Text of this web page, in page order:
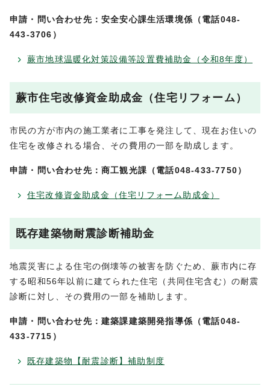
申請・問い合わせ先：安全安心課生活環境係（電話048-
443-3706）
蕨市地球温暖化対策設備等設置費補助金（令和8年度）
蕨市住宅改修資金助成金（住宅リフォーム）
市民の方が市内の施工業者に工事を発注して、現在お住いの
住宅を改修される場合、その費用の一部を助成します。
申請・問い合わせ先：商工観光課（電話048-433-7750）
住宅改修資金助成金（住宅リフォーム助成金）
既存建築物耐震診断補助金
地震災害による住宅の倒壊等の被害を防ぐため、蕨市内に存
する昭和56年以前に建てられた住宅（共同住宅含む）の耐震
診断に対し、その費用の一部を補助します。
申請・問い合わせ先：建築課建築開発指導係（電話048-
433-7715）
既存建築物【耐震診断】補助制度